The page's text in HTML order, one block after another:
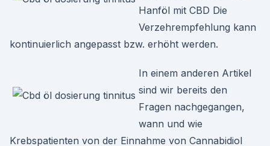
Hanföl mit CBD Die
Verzehrempfehlung kann
kontinuierlich angepasst bzw. erhöht werden.
In einem anderen Artikel
sind wir bereits den
Fragen nachgegangen,
wann und wie
Krebspatienten von der Einnahme von Cannabidiol